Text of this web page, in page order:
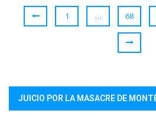
1 … 68
JUICIO POR LA MASACRE DE